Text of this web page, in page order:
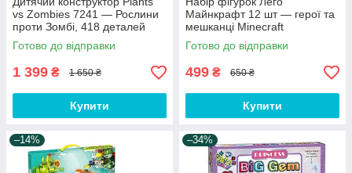
vs Zombies 7241 — Рослини
проти Зомбі, 418 деталей
Готово до відправки
1 399 ₴ 1 650 ₴
Купити
Майнкрафт 12 шт — герої та
мешканці Minecraft
Готово до відправки
499 ₴ 650 ₴
Купити
–14% –34%